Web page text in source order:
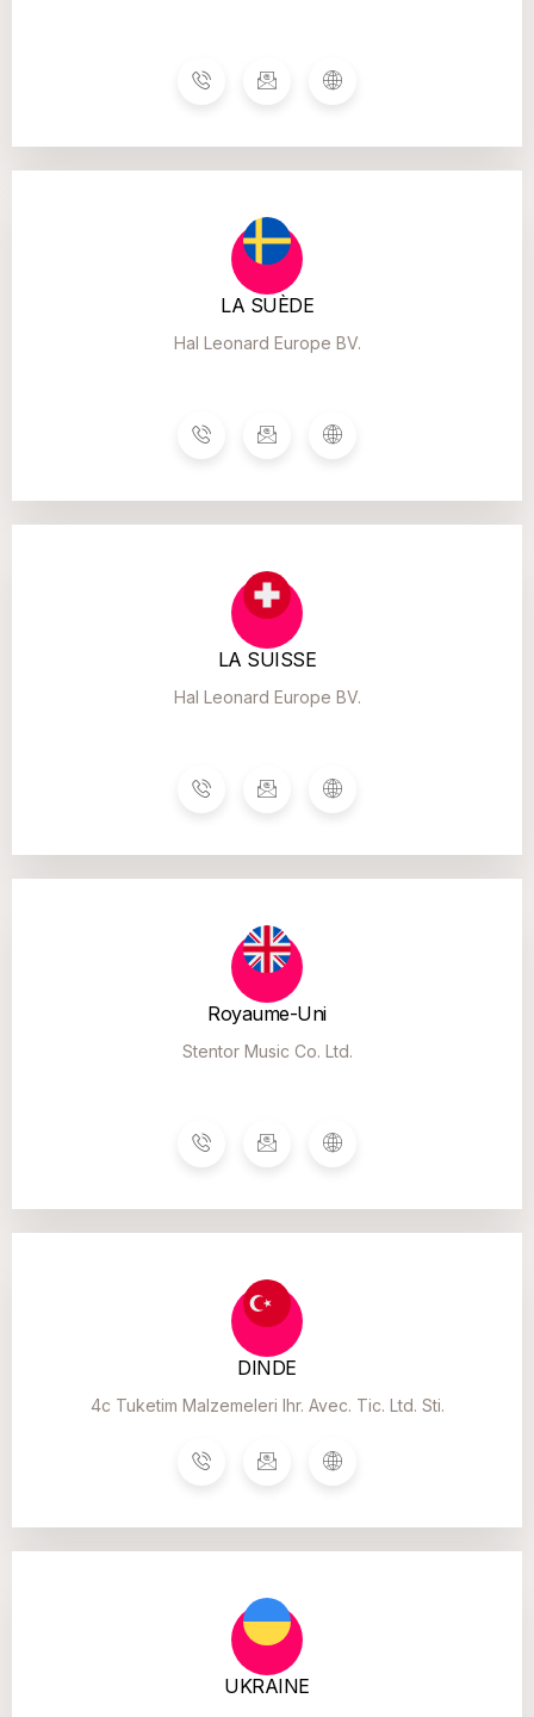
LA SUÈDE
Hal Leonard Europe BV.
LA SUISSE
Hal Leonard Europe BV.
Royaume-Uni
Stentor Music Co. Ltd.
DINDE
4c Tuketim Malzemeleri Ihr. Avec. Tic. Ltd. Sti.
UKRAINE